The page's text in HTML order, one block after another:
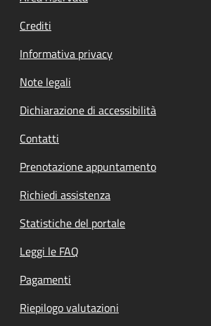
Crediti
Informativa privacy
Note legali
Dichiarazione di accessibilità
Contatti
Prenotazione appuntamento
Richiedi assistenza
Statistiche del portale
Leggi le FAQ
Pagamenti
Riepilogo valutazioni